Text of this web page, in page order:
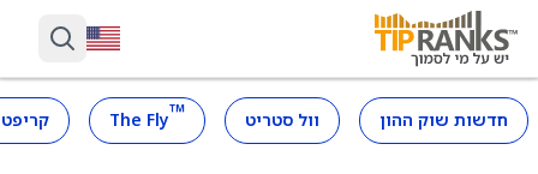
חדשות שוק ההון וול סטריט ™
The Fly